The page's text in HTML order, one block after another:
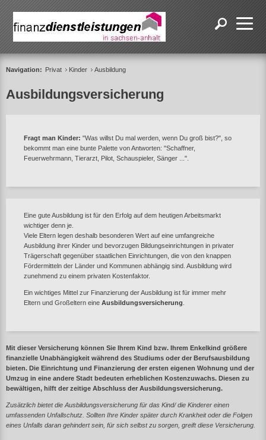
Navigation: Privat Kinder Ausbildung
Ausbildungsversicherung
Fragt man Kinder: "Was willst Du mal werden, wenn Du groß bist?", so
bekommt man eine bunte Palette von Antworten: "Schaffner,
Feuerwehrmann, Tierarzt, Pilot, Schauspieler, Sänger ...".
Eine gute Ausbildung ist für den Erfolg auf dem heutigen Arbeitsmarkt
wichtiger denn je.
Viele Eltern legen deshalb besonderen Wert auf eine umfangreiche
Ausbildung ihrer Kinder und bevorzugen Bildungseinrichtungen in privater
Trägerschaft gegenüber staatlichen Einrichtungen, die von den knappen
Fördermitteln der Länder und Kommunen abhängig sind. Ausbildung wird
zunehmend zu einem privaten Kostenfaktor.
Ein wichtiges Mittel zur Finanzierung der Ausbildung ist für immer mehr
Eltern und Großeltern eine Ausbildungsversicherung
Mit dieser Versicherung können Sie Ihrem Kind bzw. Ihrem Enkelkind größere
finanzielle Unabhängigkeit während des Studiums oder der Berufsausbildung
bieten. Die Einrichtung und Finanzierung der ersten eigenen Wohnung und der
Umzug in eine andere Stadt bedeuten erheblichen Kostenzuwachs. Diesen zu
bewältigen, hilft der zeitige Abschluss der Ausbildungsversicherung.
Zusätzlich bietet die Ausbildungsversicherung für das Kind/ die Kinderer einen
umfassenden Unfallschutz. Sollten Ihre Kinder später durch Krankheit oder die Folgen
eines Unfalls daran gehindert sein, für sich selbst zu sorgen, greift diese Versicherung.